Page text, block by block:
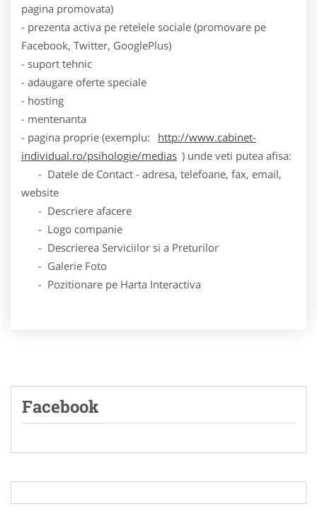
pagina promovata)
- prezenta activa pe retelele sociale (promovare pe
Facebook, Twitter, GooglePlus)
- suport tehnic
- adaugare oferte speciale
- hosting
- mentenanta
- pagina proprie (exemplu:
http://www.cabinet-
individual.ro/psihologie/medias ) unde veti putea afisa:
- Datele de Contact - adresa, telefoane, fax, email,
website
- Descriere afacere
- Logo companie
- Descrierea Serviciilor si a Preturilor
- Galerie Foto
- Pozitionare pe Harta Interactiva
Facebook